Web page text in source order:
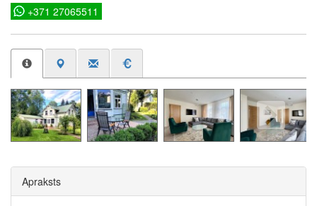
+371 27065511
Apraksts